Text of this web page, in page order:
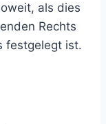
als dies
Rechts
festgelegt ist.